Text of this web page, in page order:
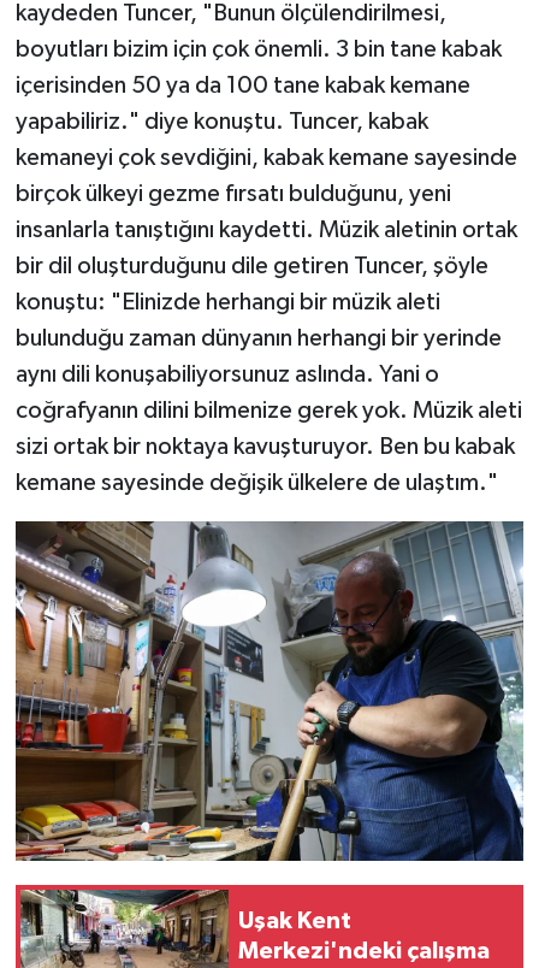
kaydeden Tuncer, "Bunun ölçülendirilmesi,
boyutları bizim için çok önemli. 3 bin tane kabak
içerisinden 50 ya da 100 tane kabak kemane
yapabiliriz." diye konuştu. Tuncer, kabak
kemaneyi çok sevdiğini, kabak kemane sayesinde
birçok ülkeyi gezme fırsatı bulduğunu, yeni
insanlarla tanıştığını kaydetti. Müzik aletinin ortak
bir dil oluşturduğunu dile getiren Tuncer, şöyle
konuştu: "Elinizde herhangi bir müzik aleti
bulunduğu zaman dünyanın herhangi bir yerinde
aynı dili konuşabiliyorsunuz aslında. Yani o
coğrafyanın dilini bilmenize gerek yok. Müzik aleti
sizi ortak bir noktaya kavuşturuyor. Ben bu kabak
kemane sayesinde değişik ülkelere de ulaştım."
Uşak Kent
Merkezi'ndeki çalışma